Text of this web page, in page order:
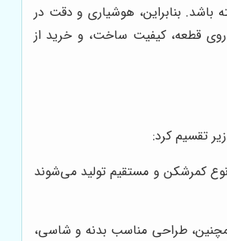
بنابراین، هوشیاری و دقت در
قطعه، کیفیت ساخت، و خرید از
تقسیم کرد:
کمرشکن و مستقیم تولید می‌شوند
طراحی مناسب بدنه و شاسی،